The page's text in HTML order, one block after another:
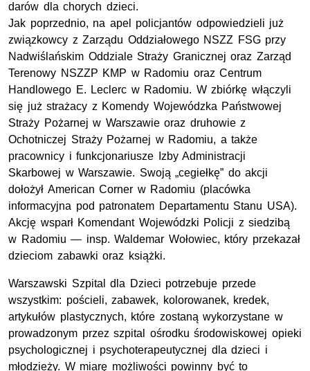
darów dla chorych dzieci.
Jak poprzednio, na apel policjantów odpowiedzieli już
związkowcy z Zarządu Oddziałowego NSZZ FSG przy
Nadwiślańskim Oddziale Straży Granicznej oraz Zarząd
Terenowy NSZZP KMP w Radomiu oraz Centrum
Handlowego E. Leclerc w Radomiu. W zbiórkę włączyli
się już strażacy z Komendy Wojewódzka Państwowej
Straży Pożarnej w Warszawie oraz druhowie z
Ochotniczej Straży Pożarnej w Radomiu, a także
pracownicy i funkcjonariusze Izby Administracji
Skarbowej w Warszawie. Swoją „cegiełkę” do akcji
dołożył American Corner w Radomiu (placówka
informacyjna pod patronatem Departamentu Stanu USA).
Akcję wsparł Komendant Wojewódzki Policji z siedzibą
w Radomiu — insp. Waldemar Wołowiec, który przekazał
dzieciom zabawki oraz książki.
Warszawski Szpital dla Dzieci potrzebuje przede
wszystkim: pościeli, zabawek, kolorowanek, kredek,
artykułów plastycznych, które zostaną wykorzystane w
prowadzonym przez szpital ośrodku środowiskowej opieki
psychologicznej i psychoterapeutycznej dla dzieci i
młodzieży. W miarę możliwości powinny być to